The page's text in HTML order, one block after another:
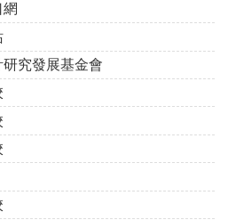
究發展基金會